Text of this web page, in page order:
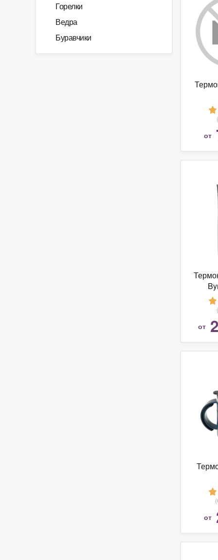
Горелки
Ведра
Буравчики
от
от
от